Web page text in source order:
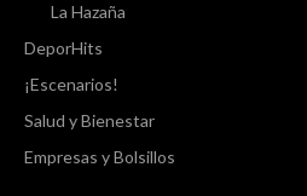
La Hazaña
DeporHits
¡Escenarios!
Salud y Bienestar
Empresas y Bolsillos